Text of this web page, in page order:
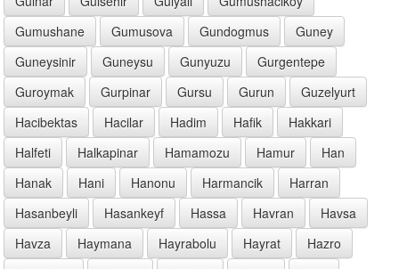
Gumushane
Gumusova Gundogmus
Guney
Guneysinir
Guneysu Gunyuzu
Gurgentepe
Guroymak
Gurpinar Gursu Gurun
Guzelyurt
Hacibektas
Hacilar Hadim Hafik
Hakkari
Halfeti
Halkapinar Hamamozu Hamur
Han
Hanak
Hani Hanonu Harmancik
Harran
Hasanbeyli
Hasankeyf Hassa Havran
Havsa
Havza
Haymana Hayrabolu Hayrat
Hazro